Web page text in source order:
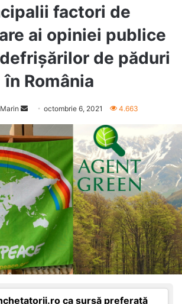
factori de
ai opiniei publice
de păduri
în România
Send
an
email
octombrie 6, 2021 4.663
ca sursă preferată